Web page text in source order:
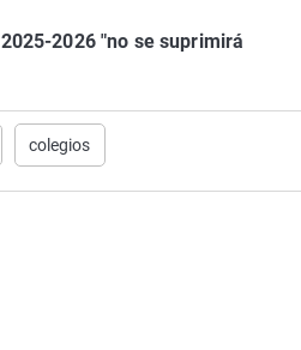
2025-2026 "no se suprimirá
colegios